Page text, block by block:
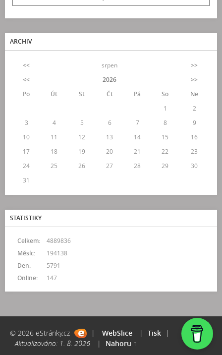
ARCHIV
<< srpen
>>
<<
2026
>>
Po
Út St Čt Pá So
Ne
1
2
3
4 5 6 7 8
9
10
11 12 13 14 15
16
17
18 19 20 21 22
23
24
25 26 27 28 29
30
31
STATISTIKY
Online: 147
Celkem:
4889836
Měsíc:
194138
Den:
5791
© 2026 eStránky.cz | WebSlice | Tisk
|
Aktualizováno: 1. 8. 2026
| Nahoru ↑